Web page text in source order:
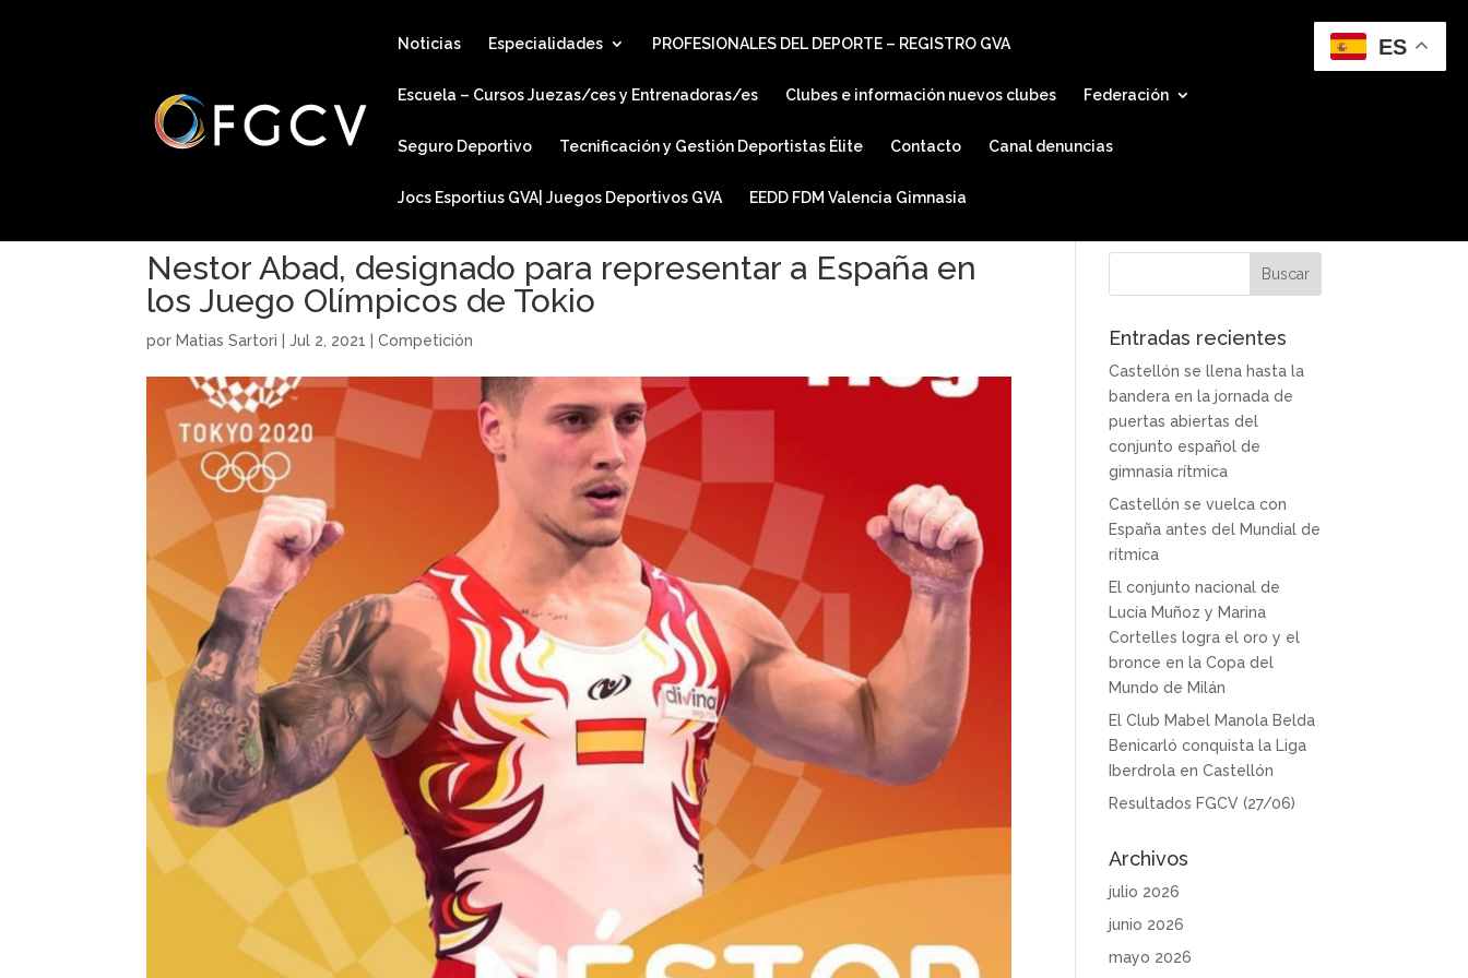
Noticias Especialidades PROFESIONALES DEL DEPORTE – REGISTRO GVA
Escuela – Cursos Juezas/ces y Entrenadoras/es Clubes e información nuevos clubes Federación
Seguro Deportivo Tecnificación y Gestión Deportistas Élite Contacto Canal denuncias
Jocs Esportius GVA| Juegos Deportivos GVA EEDD FDM Valencia Gimnasia
Nestor Abad, designado para representar a España en
los Juego Olímpicos de Tokio
por Matias Sartori |Jul 2, 2021 |Competición Entradas recientes
Castellón se llena hasta la
bandera en la jornada de
puertas abiertas del
conjunto español de
gimnasia rítmica
Castellón se vuelca con
España antes del Mundial de
rítmica
El conjunto nacional de
Lucía Muñoz y Marina
Cortelles logra el oro y el
bronce en la Copa del
Mundo de Milán
El Club Mabel Manola Belda
Benicarló conquista la Liga
Iberdrola en Castellón
Resultados FGCV (27/06)
Archivos
julio 2026
junio 2026
mayo 2026
ES